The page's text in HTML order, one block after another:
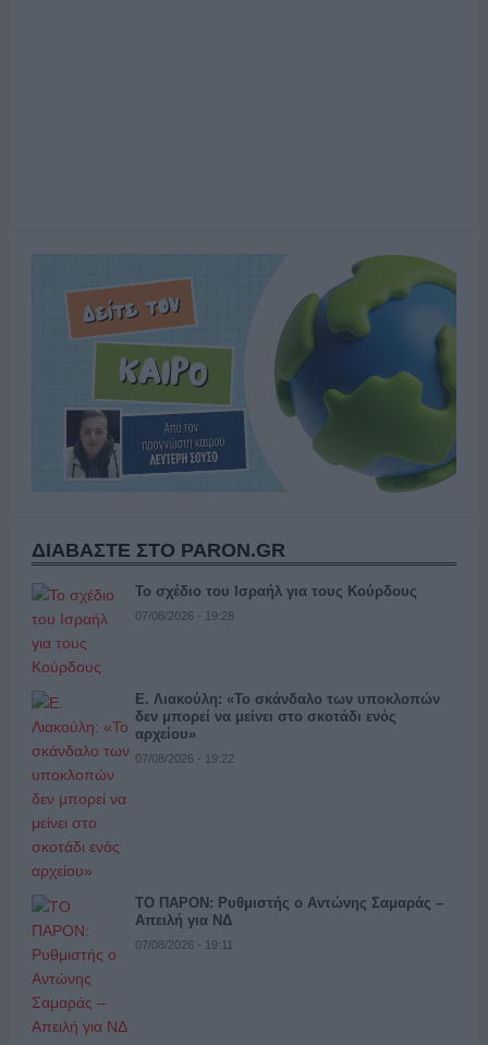
ΔΙΑΒΑΣΤΕ ΣΤΟ PARON.GR
Το σχέδιο του Ισραήλ για τους Κούρδους
07/08/2026 - 19:28
Ε. Λιακούλη: «Το σκάνδαλο των υποκλοπών
δεν μπορεί να μείνει στο σκοτάδι ενός
αρχείου»
07/08/2026 - 19:22
ΤΟ ΠΑΡΟΝ: Ρυθμιστής ο Αντώνης Σαμαράς –
Απειλή για ΝΔ
07/08/2026 - 19:11